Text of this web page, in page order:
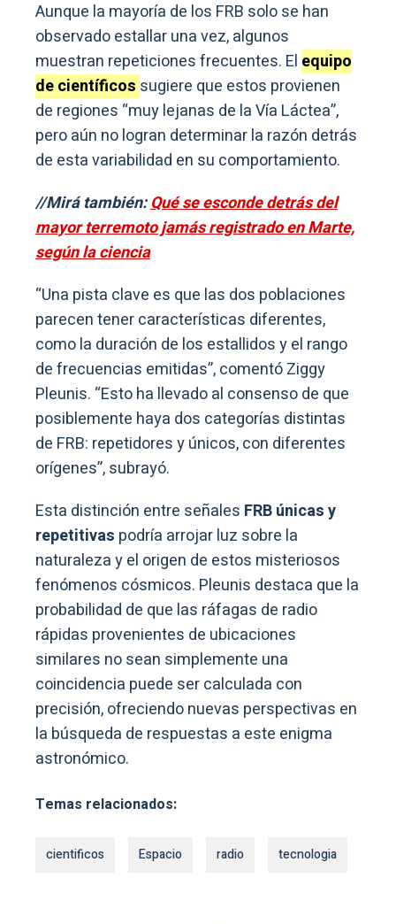
Aunque la mayoría de los FRB solo se han
observado estallar una vez, algunos
muestran repeticiones frecuentes. El equipo
de científicos sugiere que estos provienen
de regiones “muy lejanas de la Vía Láctea”,
pero aún no logran determinar la razón detrás
de esta variabilidad en su comportamiento.
//Mirá también:Qué se esconde detrás del
mayor terremoto jamás registrado en Marte,
según la ciencia
“Una pista clave es que las dos poblaciones
parecen tener características diferentes,
como la duración de los estallidos y el rango
de frecuencias emitidas”, comentó Ziggy
Pleunis. “Esto ha llevado al consenso de que
posiblemente haya dos categorías distintas
de FRB: repetidores y únicos, con diferentes
orígenes”, subrayó.
Esta distinción entre señales FRB únicas y
repetitivas podría arrojar luz sobre la
naturaleza y el origen de estos misteriosos
fenómenos cósmicos. Pleunis destaca que la
probabilidad de que las ráfagas de radio
rápidas provenientes de ubicaciones
similares no sean simplemente una
coincidencia puede ser calculada con
precisión, ofreciendo nuevas perspectivas en
la búsqueda de respuestas a este enigma
astronómico.
Temas relacionados:
cientificos Espacio radio tecnologia